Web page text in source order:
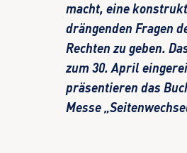
macht, eine
drängenden Fragen
Rechten zu geben.
zum 30. April
präsentieren das
Messe